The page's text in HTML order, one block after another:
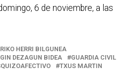
6 de noviembre, a las
HERRI BILGUNEA
DEZAGUN BIDEA
GUARDIA CIVIL
TXUS MARTIN